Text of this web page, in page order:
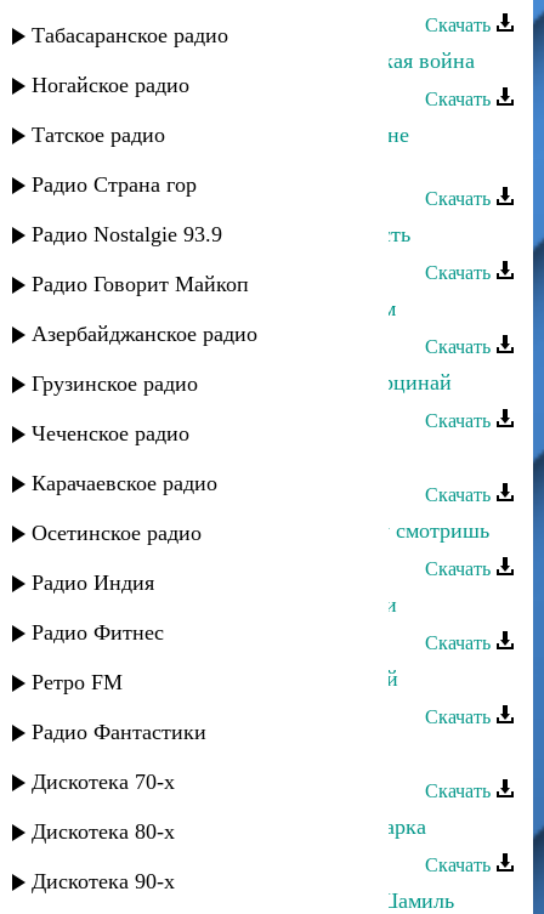
Табасаранское радио
Ногайское радио
Татское радио
Радио Страна гор
Радио Nostalgie 93.9
Радио Говорит Майкоп
Азербайджанское радио
Грузинское радио
Чеченское радио
Карачаевское радио
Осетинское радио
Радио Индия
Радио Фитнес
Ретро FM
Радио Фантастики
Дискотека 70-х
Дискотека 80-х
Дискотека 90-х
Скачать
Магомедтамир Синдиков - Кавказкая война
Скачать
Магомедтамир Синдиков - Женщине
Скачать
Магомедтамир Синдиков - Жадность
Скачать
Магомедтамир Синдиков - Друзьям
Скачать
Магомедтамир Синдиков - Дир берцинай
Скачать
Скачать
Магомедтамир Синдиков - Почему смотришь
Скачать
Магомедтамир Синдиков - Пастухи
Скачать
Магомедтамир Синдиков - Соловей
Скачать
Скачать
Магомедтамир Синдиков - Моя аварка
Скачать
Магомедтамир Синдиков - Имам Шамиль